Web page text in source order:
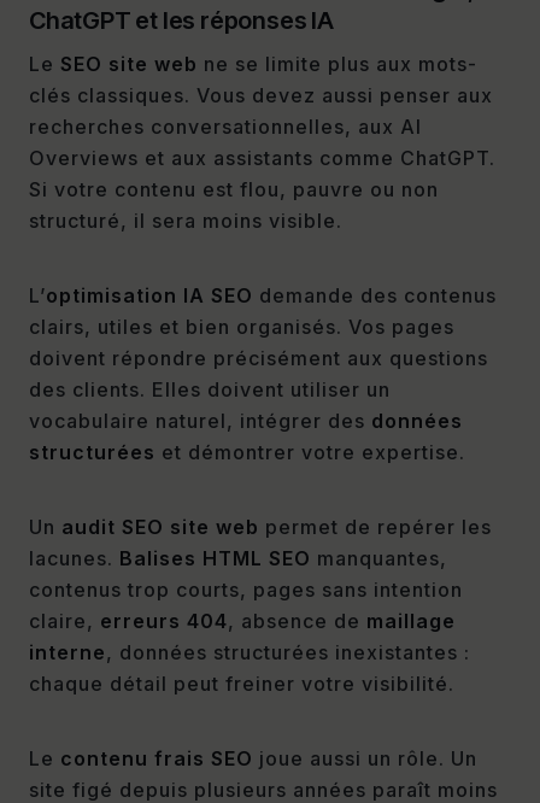
ChatGPT et les réponses IA
Le SEO site web ne se limite plus aux mots-
clés classiques. Vous devez aussi penser aux
recherches conversationnelles, aux AI
Overviews et aux assistants comme ChatGPT.
Si votre contenu est flou, pauvre ou non
structuré, il sera moins visible.
L’optimisation IA SEO demande des contenus
clairs, utiles et bien organisés. Vos pages
doivent répondre précisément aux questions
des clients. Elles doivent utiliser un
vocabulaire naturel, intégrer des données
structurées et démontrer votre expertise.
Un audit SEO site web permet de repérer les
lacunes. Balises HTML SEO manquantes,
contenus trop courts, pages sans intention
claire, erreurs 404, absence de maillage
interne, données structurées inexistantes :
chaque détail peut freiner votre visibilité.
Le contenu frais SEO joue aussi un rôle. Un
site figé depuis plusieurs années paraît moins